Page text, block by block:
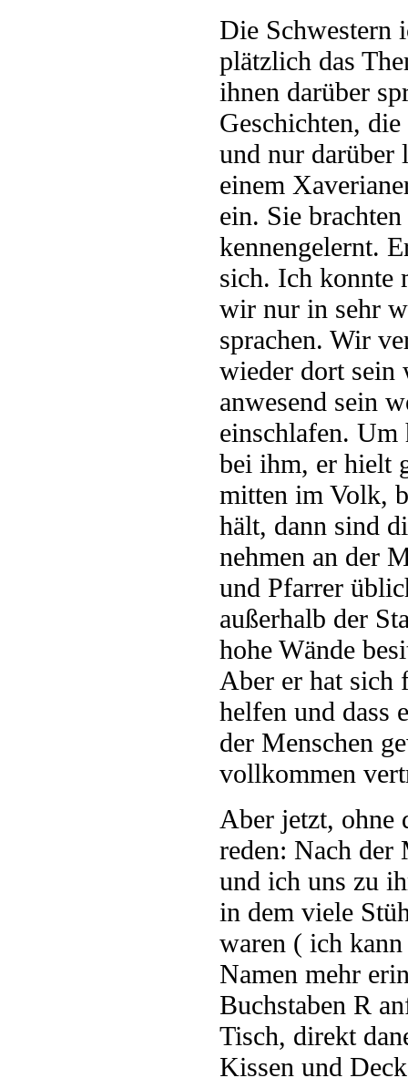
Die Schwestern
plätzlich das
ihnen darüber
Geschichten,
und nur darüber
einem
ein. Sie
kennengelernt.
sich. Ich konnte
wir nur in sehr
sprachen. Wir
wieder dort sein
anwesend sein
einschlafen. Um
bei ihm, er hielt
mitten im Volk,
hält, dann sind
nehmen an der
und Pfarrer
außerhalb der
hohe Wände
Aber er hat sich
helfen und dass
der Menschen
vollkommen
Aber jetzt, ohne
reden: Nach der
und ich uns zu
in dem viele
waren ( ich
Namen mehr
Buchstaben R
Tisch, direkt
Kissen und